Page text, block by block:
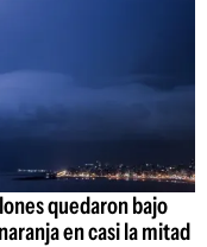
quedaron bajo
en casi la mitad